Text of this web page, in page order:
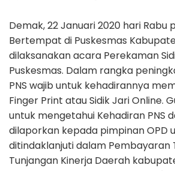
Demak, 22 Januari 2020 hari Rabu
Bertempat di Puskesmas
dilaksanakan acara Perekaman
Puskesmas. Dalam rangka
PNS wajib untuk kehadirannya
Finger Print atau Sidik Jari Online.
untuk mengetahui Kehadiran PNS
dilaporkan kepada pimpinan OPD
ditindaklanjuti dalam Pembayaran
Tunjangan Kinerja Daerah